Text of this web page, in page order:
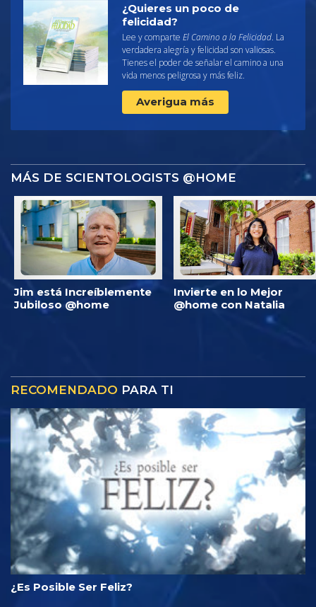
¿Quieres un poco de
felicidad?
Lee y comparte El Camino a la Felicidad. La
verdadera alegría y felicidad son valiosas.
Tienes el poder de señalar el camino a una
vida menos peligrosa y más feliz.
Averigua más
MÁS DE SCIENTOLOGISTS @HOME
Jim está Increíblemente
Jubiloso @home
Invierte en lo Mejor
@home con Natalia
RECOMENDADO PARA TI
¿Es Posible Ser Feliz?